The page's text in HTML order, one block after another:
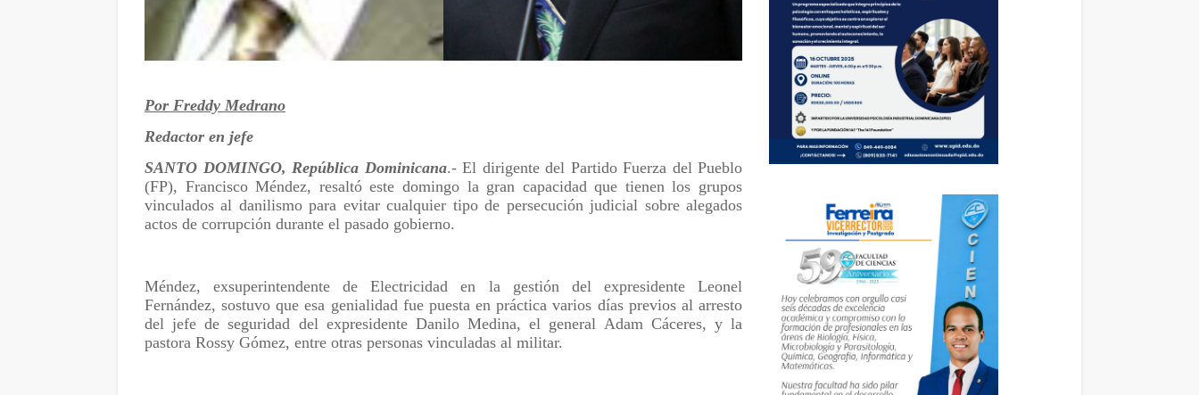
Por Freddy Medrano
Redactor en jefe
SANTO DOMINGO, República Dominicana.- El dirigente del Partido Fuerza del Pueblo
(FP), Francisco Méndez, resaltó este domingo la gran capacidad que tienen los grupos
vinculados al danilismo para evitar cualquier tipo de persecución judicial sobre alegados
actos de corrupción durante el pasado gobierno.
Méndez, exsuperintendente de Electricidad en la gestión del expresidente Leonel
Fernández, sostuvo que esa genialidad fue puesta en práctica varios días previos al arresto
del jefe de seguridad del expresidente Danilo Medina, el general Adam Cáceres, y la
pastora Rossy Gómez, entre otras personas vinculadas al militar.